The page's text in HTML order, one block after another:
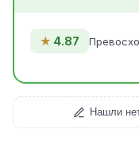
★ 4.87
Нашли